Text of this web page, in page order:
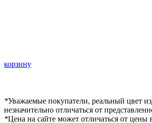
корзину
*Уважаемые покупатели, реальный цвет
незначительно отличаться от
*Цена на сайте может отличаться от цены